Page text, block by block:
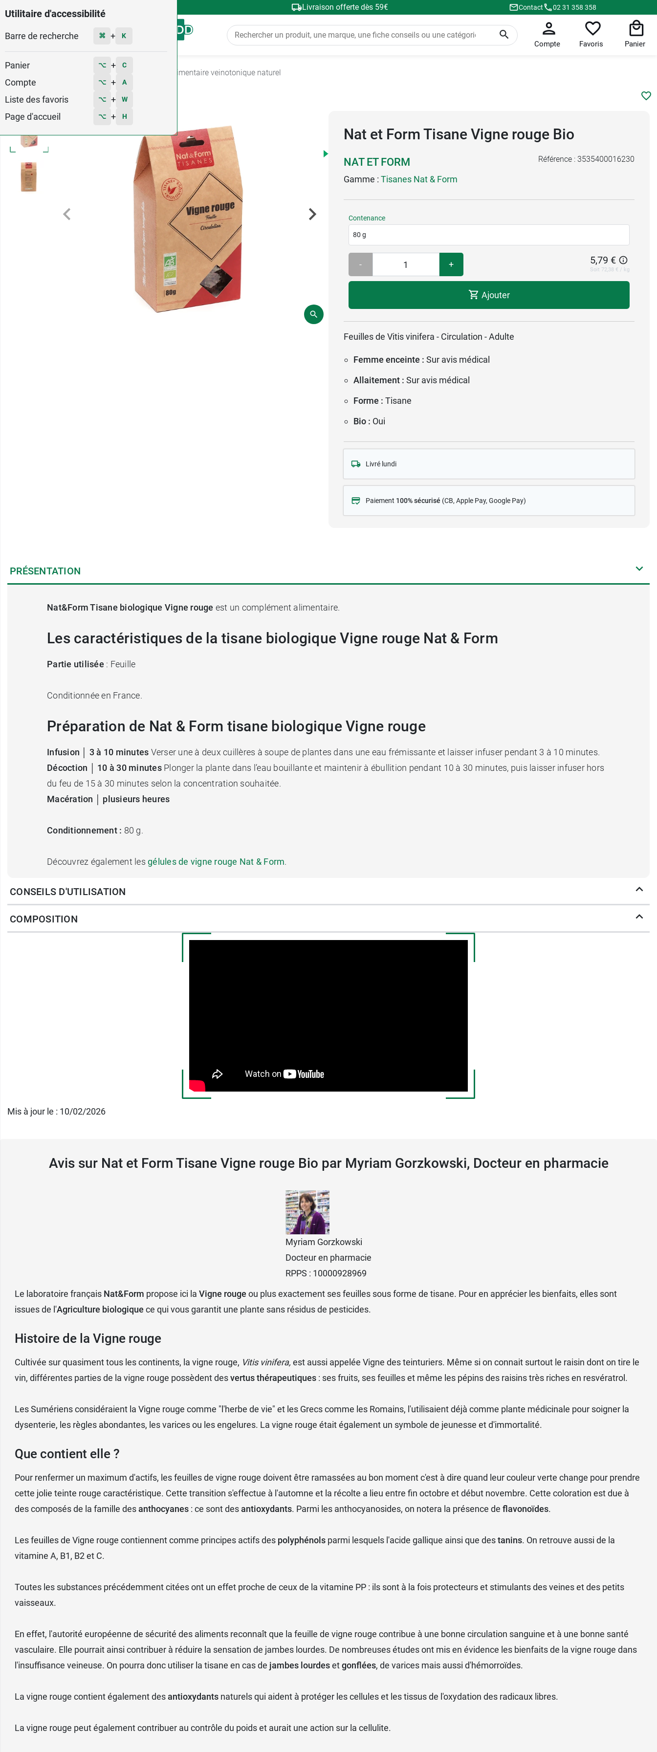
Utilitaire d'accessibilité
Barre de recherche ⌘ + K
Panier ⌥ + C
Compte ⌥ + A
Liste des favoris ⌥ + W
Page d'accueil ⌥ + H
Livraison offerte dès 59€ Contact 02 31 358 358
Menu
Compte Favoris Panier
Complément alimentaire veinotonique naturel
1
Nat et Form Tisane Vigne rouge Bio
NAT ET FORM
Gamme : Tisanes Nat & Form
Référence : 3535400016230
Contenance
80 g
- + 5,79 €
Soit 72,38 € / kg
Ajouter
Feuilles de Vitis vinifera - Circulation - Adulte
Femme enceinte : Sur avis médical
Allaitement : Sur avis médical
Forme : Tisane
Bio : Oui
Livré lundi
Paiement 100% sécurisé (CB, Apple Pay, Google Pay)
PRÉSENTATION
Nat&Form Tisane biologique Vigne rouge est un complément alimentaire.
Les caractéristiques de la tisane biologique Vigne rouge Nat & Form
Partie utilisée : Feuille
Conditionnée en France.
Préparation de Nat & Form tisane biologique Vigne rouge
Infusion │ 3 à 10 minutes Verser une à deux cuillères à soupe de plantes dans une eau frémissante et laisser infuser pendant 3 à 10 minutes.
Décoction │ 10 à 30 minutesPlonger la plante dans l’eau bouillante et maintenir à ébullition pendant 10 à 30 minutes, puis laisser infuser hors
du feu de 15 à 30 minutes selon la concentration souhaitée.
Macération │ plusieurs heures
Conditionnement : 80 g.
Découvrez également les gélules de vigne rouge Nat & Form.
Fabricant
NATEFORME
ZA de kerloudan
CONSEILS D'UTILISATION
COMPOSITION
Mis à jour le : 10/02/2026
Avis sur Nat et Form Tisane Vigne rouge Bio par Myriam Gorzkowski, Docteur en pharmacie
Myriam Gorzkowski
Docteur en pharmacie
RPPS : 10000928969
Le laboratoire français Nat&Form propose ici la Vigne rouge ou plus exactement ses feuilles sous forme de tisane. Pour en apprécier les bienfaits, elles sont
issues de l'Agriculture biologique ce qui vous garantit une plante sans résidus de pesticides.
Histoire de la Vigne rouge
Cultivée sur quasiment tous les continents, la vigne rouge, Vitis vinifera, est aussi appelée Vigne des teinturiers. Même si on connait surtout le raisin dont on tire le
vin, différentes parties de la vigne rouge possèdent desvertus thérapeutiques : ses fruits, ses feuilles et même les pépins des raisins très riches en resvératrol.
Les Sumériens considéraient la Vigne rouge comme "l'herbe de vie" et les Grecs comme les Romains, l'utilisaient déjà comme plante médicinale pour soigner la
dysenterie, les règles abondantes, les varices ou les engelures. La vigne rouge était également un symbole de jeunesse et d'immortalité.
Que contient elle ?
Pour renfermer un maximum d'actifs, les feuilles de vigne rouge doivent être ramassées au bon moment c'est à dire quand leur couleur verte change pour prendre
cette jolie teinte rouge caractéristique. Cette transition s'effectue à l'automne et la récolte a lieu entre fin octobre et début novembre. Cette coloration est due à
des composés de la famille desanthocyanes : ce sont desantioxydants. Parmi les anthocyanosides, on notera la présence de flavonoïdes.
Les feuilles de Vigne rouge contiennent comme principes actifs des polyphénols parmi lesquels l'acide gallique ainsi que destanins. On retrouve aussi de la
vitamine A, B1, B2 et C.
Toutes les substances précédemment citées ont un effet proche de ceux de la vitamine PP : ils sont à la fois protecteurs et stimulants des veines et des petits
vaisseaux.
En effet, l'autorité européenne de sécurité des aliments reconnaît que la feuille de vigne rouge contribue à une bonne circulation sanguine et à une bonne santé
vasculaire. Elle pourrait ainsi contribuer à réduire la sensation de jambes lourdes. De nombreuses études ont mis en évidence les bienfaits de la vigne rouge dans
l'insuffisance veineuse. On pourra donc utiliser la tisane en cas de jambes lourdesetgonflées, de varices mais aussi d'hémorroïdes.
La vigne rouge contient également desantioxydants naturels qui aident à protéger les cellules et les tissus de l'oxydation des radicaux libres.
La vigne rouge peut également contribuer au contrôle du poids et aurait une action sur la cellulite.